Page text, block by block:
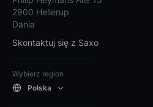
2900 Hellerup
Dania
Skontaktuj się z Saxo
Wybierz region
Polska